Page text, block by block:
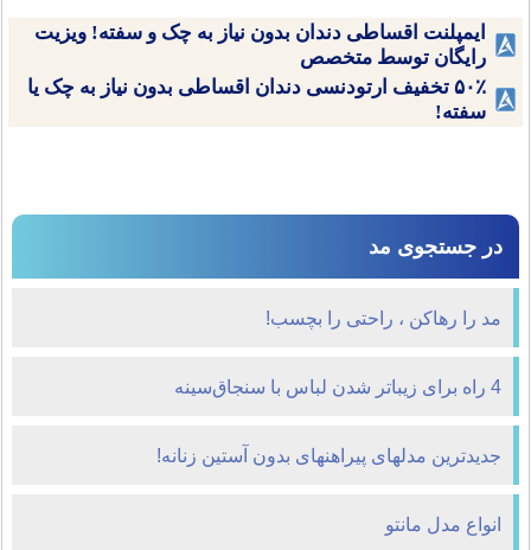
ایمپلنت اقساطی دندان بدون نیاز به چک و سفته! ویزیت
رایگان توسط متخصص
۵۰٪ تخفیف ارتودنسی دندان اقساطی بدون نیاز به چک یا
سفته!
در جستجوی مد
مد را رهاکن ، راحتی را بچسب!
4 راه برای زیباتر شدن لباس با سنجاق‌سینه
جدیدترین مدلهای پیراهنهای بدون آستین زنانه!
انواع مدل مانتو